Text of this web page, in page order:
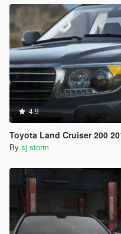
4.9
Toyota Land Cruiser 200 2013
By sj storm